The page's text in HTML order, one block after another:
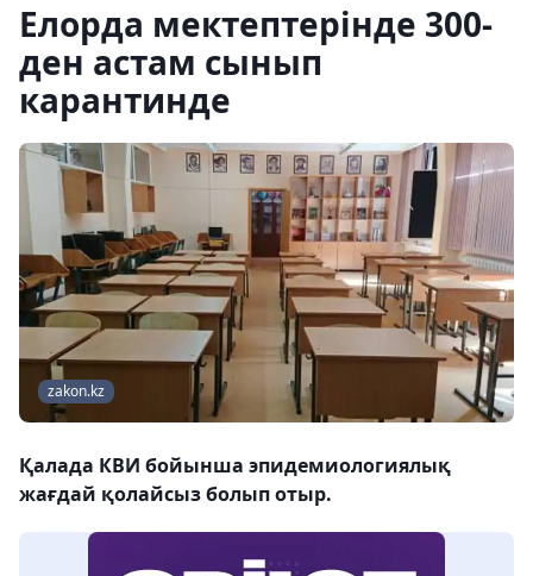
Елорда мектептерінде 300-
ден астам сынып
карантинде
zakon.kz
Қалада КВИ бойынша эпидемиологиялық
жағдай қолайсыз болып отыр.